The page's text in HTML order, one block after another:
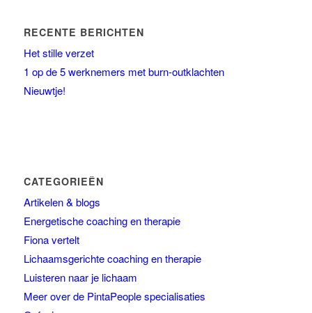
RECENTE BERICHTEN
Het stille verzet
1 op de 5 werknemers met burn-outklachten
Nieuwtje!
CATEGORIEËN
Artikelen & blogs
Energetische coaching en therapie
Fiona vertelt
Lichaamsgerichte coaching en therapie
Luisteren naar je lichaam
Meer over de PintaPeople specialisaties